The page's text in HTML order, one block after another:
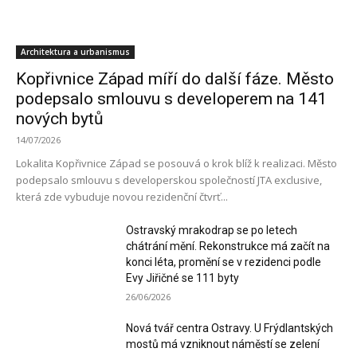
Architektura a urbanismus
Kopřivnice Západ míří do další fáze. Město
podepsalo smlouvu s developerem na 141
nových bytů
14/07/2026
Lokalita Kopřivnice Západ se posouvá o krok blíž k realizaci. Město
podepsalo smlouvu s developerskou společností JTA exclusive,
která zde vybuduje novou rezidenční čtvrť...
Ostravský mrakodrap se po letech
chátrání mění. Rekonstrukce má začít na
konci léta, promění se v rezidenci podle
Evy Jiřičné se 111 byty
26/06/2026
Nová tvář centra Ostravy. U Frýdlantských
mostů má vzniknout náměstí se zelení